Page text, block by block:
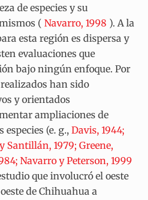
de especies y su
(Navarro, 1998 ). A la
esta región es dispersa y
evaluaciones que
bajo ningún enfoque. Por
han sido
y orientados
ampliaciones de
(e. g.,Davis, 1944;
Santillán, 1979; Greene,
Navarro y Peterson, 1999
que involucró el oeste
de Chihuahua a